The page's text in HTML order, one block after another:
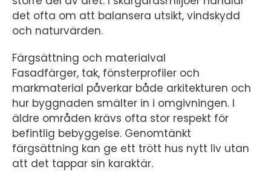
det ofta om att balansera utsikt, vindskydd
och naturvärden.
Färgsättning och materialval
Fasadfärger, tak, fönsterprofiler och
markmaterial påverkar både arkitekturen och
hur byggnaden smälter in i omgivningen. I
äldre områden krävs ofta stor respekt för
befintlig bebyggelse. Genomtänkt
färgsättning kan ge ett trött hus nytt liv utan
att det tappar sin karaktär.